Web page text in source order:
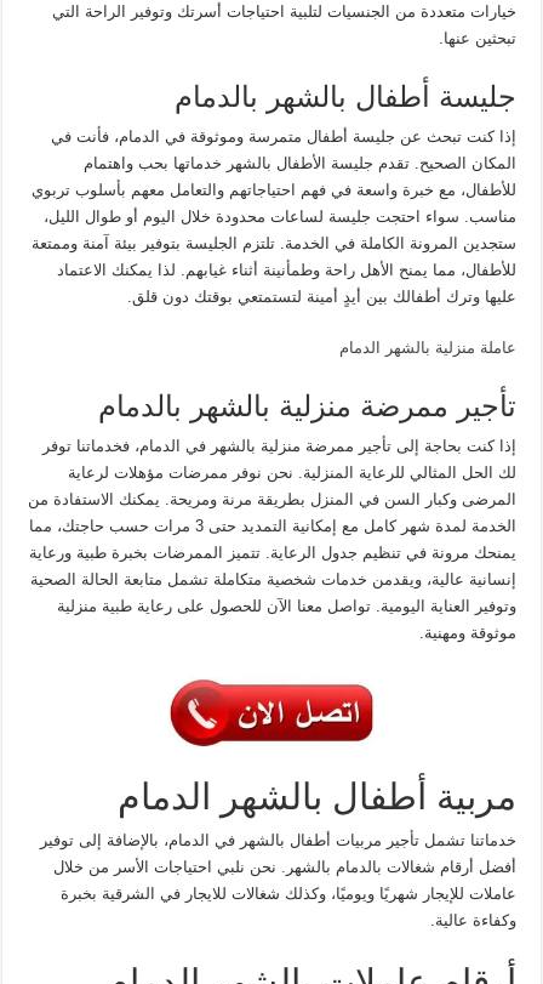
خيارات متعددة من الجنسيات لتلبية احتياجات أسرتك وتوفير الراحة التي
تبحثين عنها.
جليسة أطفال بالشهر بالدمام
إذا كنت تبحث عن جليسة أطفال متمرسة وموثوقة في الدمام، فأنت في
المكان الصحيح. تقدم جليسة الأطفال بالشهر خدماتها بحب واهتمام
للأطفال، مع خبرة واسعة في فهم احتياجاتهم والتعامل معهم بأسلوب تربوي
مناسب. سواء احتجت جليسة لساعات محدودة خلال اليوم أو طوال الليل،
ستجدين المرونة الكاملة في الخدمة. تلتزم الجليسة بتوفير بيئة آمنة وممتعة
للأطفال، مما يمنح الأهل راحة وطمأنينة أثناء غيابهم. لذا يمكنك الاعتماد
عليها وترك أطفالك بين أيدٍ أمينة لتستمتعي بوقتك دون قلق.
عاملة منزلية بالشهر الدمام
تأجير ممرضة منزلية بالشهر بالدمام
إذا كنت بحاجة إلى تأجير ممرضة منزلية بالشهر في الدمام، فخدماتنا توفر
لك الحل المثالي للرعاية المنزلية. نحن نوفر ممرضات مؤهلات لرعاية
المرضى وكبار السن في المنزل بطريقة مرنة ومريحة. يمكنك الاستفادة من
الخدمة لمدة شهر كامل مع إمكانية التمديد حتى 3 مرات حسب حاجتك، مما
يمنحك مرونة في تنظيم جدول الرعاية. تتميز الممرضات بخبرة طبية ورعاية
إنسانية عالية، ويقدمن خدمات شخصية متكاملة تشمل متابعة الحالة الصحية
وتوفير العناية اليومية. تواصل معنا الآن للحصول على رعاية طبية منزلية
موثوقة ومهنية.
مربية أطفال بالشهر الدمام
خدماتنا تشمل تأجير مربيات أطفال بالشهر في الدمام، بالإضافة إلى توفير
أفضل أرقام شغالات بالدمام بالشهر. نحن نلبي احتياجات الأسر من خلال
عاملات للإيجار شهريًا ويوميًا، وكذلك شغالات للايجار في الشرقية بخبرة
وكفاءة عالية.